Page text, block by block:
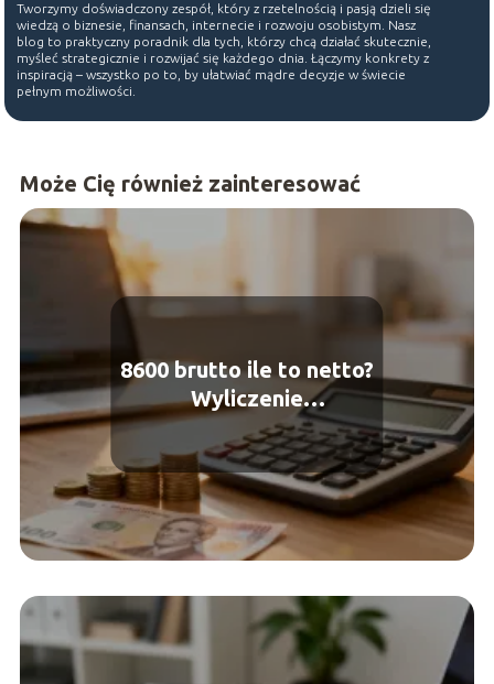
Tworzymy doświadczony zespół, który z rzetelnością i pasją dzieli się
wiedzą o biznesie, finansach, internecie i rozwoju osobistym. Nasz
blog to praktyczny poradnik dla tych, którzy chcą działać skutecznie,
myśleć strategicznie i rozwijać się każdego dnia. Łączymy konkrety z
inspiracją – wszystko po to, by ułatwiać mądre decyzje w świecie
pełnym możliwości.
Może Cię również zainteresować
8600 brutto ile to netto?
Wyliczenie
wynagrodzenia